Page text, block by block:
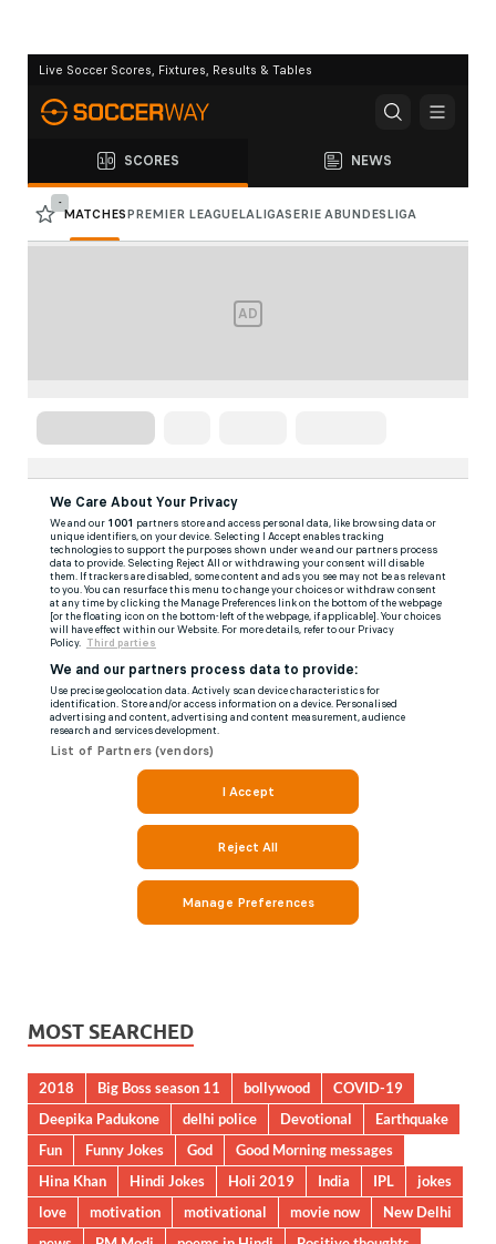
MOST SEARCHED
2018 Big Boss season 11 bollywood
COVID-19
Deepika Padukone
delhi police Devotional
Earthquake
Fun
Funny Jokes God
Good Morning messages
Hina Khan
Hindi Jokes Holi 2019 India IPL
jokes
love
motivation motivational movie now
New Delhi